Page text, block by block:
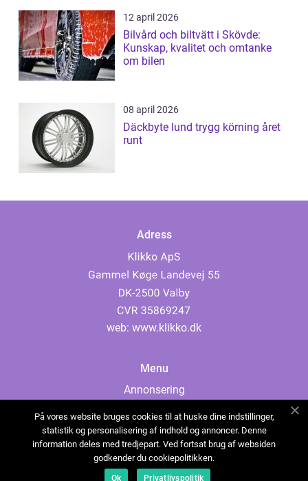
12 april 2026
Bilvård och biltvätt i Skövde:
Kunskap, kvalitet och omtanke
om bilen
08 april 2026
Däckbyte lund trygg körning året
runt
Adress
web: www.klikko.dk
Menu
Annonsering
Cookies
Kontakta oss
Sitemap
På vores website bruges cookies til at huske dine indstillinger,
statistik og personalisering af indhold og annoncer. Denne
information deles med tredjepart. Ved fortsat brug af websiden
godkender du cookiepolitikken.
Ok Privatlivspolitik